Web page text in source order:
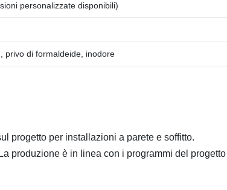
personalizzate disponibili)
privo di formaldeide, inodore
progetto per installazioni a parete e soffitto.
produzione è in linea con i programmi del progetto